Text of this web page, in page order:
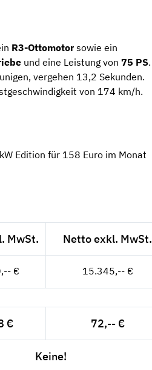
R3-Ottomotorsowie ein
und eine Leistung von 75 PS.
vergehen 13,2 Sekunden.
von 174 km/h.
Edition für 158 Euro im Monat
MwSt. Netto exkl. MwSt.
€ 15.345,-- €
€ 72,-- €
Keine!